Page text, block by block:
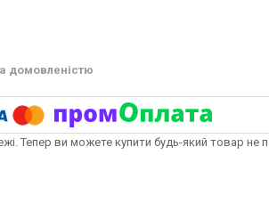
домовленістю
Тепер ви можете купити будь-який товар не